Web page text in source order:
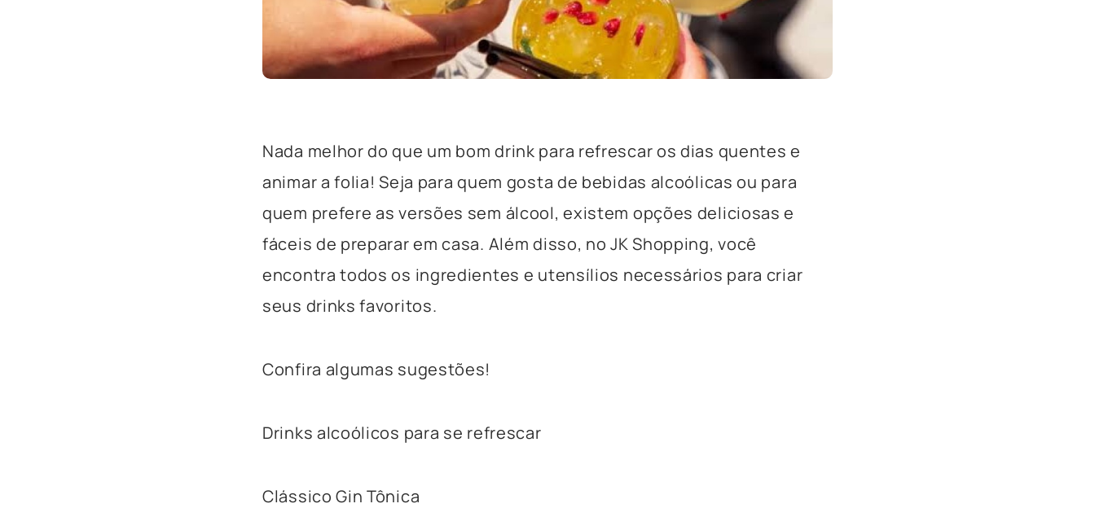
Nada melhor do que um bom drink para refrescar os dias quentes e
animar a folia! Seja para quem gosta de bebidas alcoólicas ou para
quem prefere as versões sem álcool, existem opções deliciosas e
fáceis de preparar em casa. Além disso, no JK Shopping, você
encontra todos os ingredientes e utensílios necessários para criar
seus drinks favoritos.
Confira algumas sugestões!
Drinks alcoólicos para se refrescar
Clássico Gin Tônica